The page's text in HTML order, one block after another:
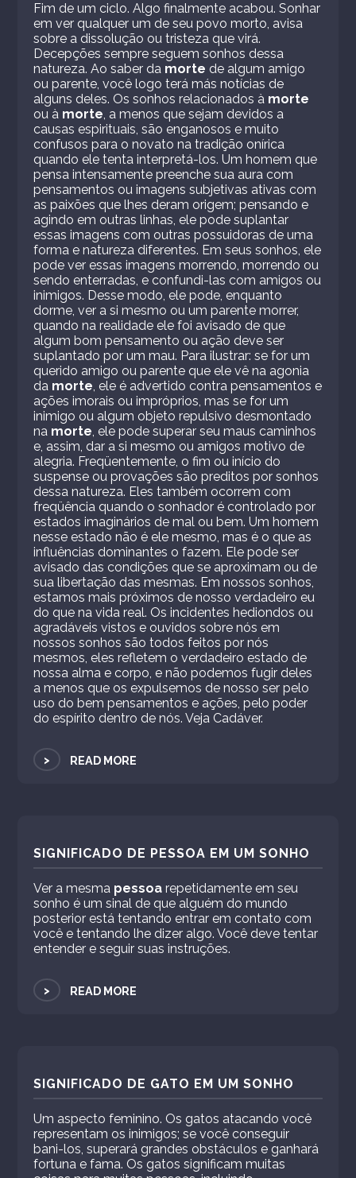
Fim de um ciclo. Algo finalmente acabou. Sonhar
em ver qualquer um de seu povo morto, avisa
sobre a dissolução ou tristeza que virá.
Decepções sempre seguem sonhos dessa
natureza. Ao saber da morte de algum amigo
ou parente, você logo terá más notícias de
alguns deles. Os sonhos relacionados à morte
ou à morte, a menos que sejam devidos a
causas espirituais, são enganosos e muito
confusos para o novato na tradição onírica
quando ele tenta interpretá-los. Um homem que
pensa intensamente preenche sua aura com
pensamentos ou imagens subjetivas ativas com
as paixões que lhes deram origem; pensando e
agindo em outras linhas, ele pode suplantar
essas imagens com outras possuidoras de uma
forma e natureza diferentes. Em seus sonhos, ele
pode ver essas imagens morrendo, morrendo ou
sendo enterradas, e confundi-las com amigos ou
inimigos. Desse modo, ele pode, enquanto
dorme, ver a si mesmo ou um parente morrer,
quando na realidade ele foi avisado de que
algum bom pensamento ou ação deve ser
suplantado por um mau. Para ilustrar: se for um
querido amigo ou parente que ele vê na agonia
da morte, ele é advertido contra pensamentos e
ações imorais ou impróprios, mas se for um
inimigo ou algum objeto repulsivo desmontado
na morte, ele pode superar seu maus caminhos
e, assim, dar a si mesmo ou amigos motivo de
alegria. Freqüentemente, o fim ou início do
suspense ou provações são preditos por sonhos
dessa natureza. Eles também ocorrem com
freqüência quando o sonhador é controlado por
estados imaginários de mal ou bem. Um homem
nesse estado não é ele mesmo, mas é o que as
influências dominantes o fazem. Ele pode ser
avisado das condições que se aproximam ou de
sua libertação das mesmas. Em nossos sonhos,
estamos mais próximos de nosso verdadeiro eu
do que na vida real. Os incidentes hediondos ou
agradáveis ​​vistos e ouvidos sobre nós em
nossos sonhos são todos feitos por nós
mesmos, eles refletem o verdadeiro estado de
nossa alma e corpo, e não podemos fugir deles
a menos que os expulsemos de nosso ser pelo
uso do bem pensamentos e ações, pelo poder
do espírito dentro de nós. Veja Cadáver.
> READ MORE
SIGNIFICADO DE PESSOA EM UM SONHO
Ver a mesma pessoa repetidamente em seu
sonho é um sinal de que alguém do mundo
posterior está tentando entrar em contato com
você e tentando lhe dizer algo. Você deve tentar
entender e seguir suas instruções.
> READ MORE
SIGNIFICADO DE GATO EM UM SONHO
Um aspecto feminino. Os gatos atacando você
representam os inimigos; se você conseguir
bani-los, superará grandes obstáculos e ganhará
fortuna e fama. Os gatos significam muitas